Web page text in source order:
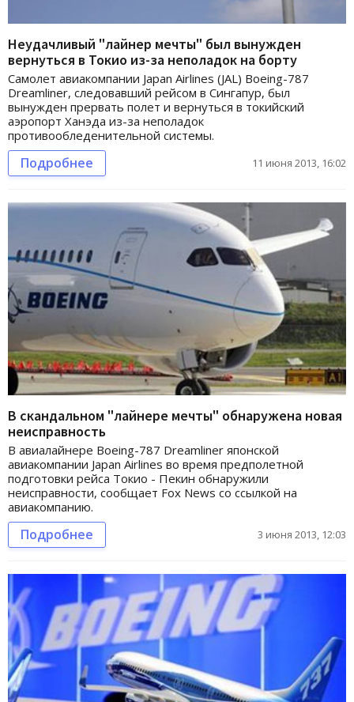
Неудачливый "лайнер мечты" был вынужден
вернуться в Токио из-за неполадок на борту
Самолет авиакомпании Japan Airlines (JAL) Boeing-787
Dreamliner, следовавший рейсом в Сингапур, был
вынужден прервать полет и вернуться в токийский
аэропорт Ханэда из-за неполадок
противообледенительной системы.
Подробнее 11 июня 2013, 16:02
В скандальном "лайнере мечты" обнаружена новая
неисправность
В авиалайнере Boeing-787 Dreamliner японской
авиакомпании Japan Airlines во время предполетной
подготовки рейса Токио - Пекин обнаружили
неисправности, сообщает Fox News со ссылкой на
авиакомпанию.
Подробнее 3 июня 2013, 12:03